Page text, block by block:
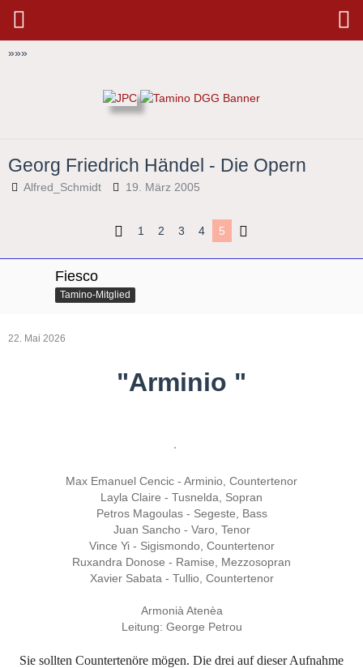
»»»
Georg Friedrich Händel - Die Opern
Alfred_Schmidt 19. März 2005
1 2 3 4 5
Fiesco
Tamino-Mitglied
22. Mai 2026
"Arminio "
Max Emanuel Cencic - Arminio, Countertenor
Layla Claire - Tusnelda, Sopran
Petros Magoulas - Segeste, Bass
Juan Sancho - Varo, Tenor
Vince Yi - Sigismondo, Countertenor
Ruxandra Donose - Ramise, Mezzosopran
Xavier Sabata - Tullio, Countertenor
Armonià Atenèa
Leitung: George Petrou
Sie sollten Countertenöre mögen. Die drei auf dieser Aufnahme